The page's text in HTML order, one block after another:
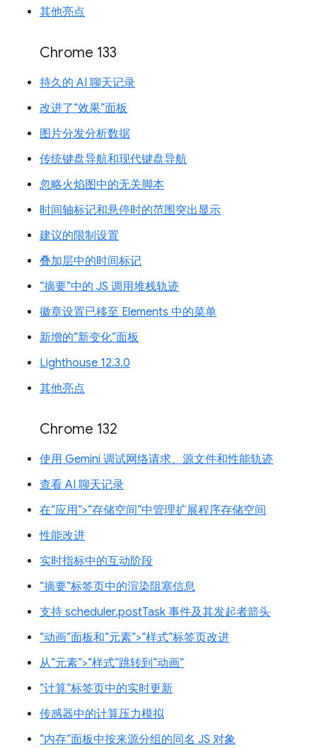
其他亮点
Chrome 133
持久的 AI 聊天记录
改进了“效果”面板
图片分发分析数据
传统键盘导航和现代键盘导航
忽略火焰图中的无关脚本
时间轴标记和悬停时的范围突出显示
建议的限制设置
叠加层中的时间标记
“摘要”中的 JS 调用堆栈轨迹
徽章设置已移至 Elements 中的菜单
新增的“新变化”面板
Lighthouse 12.3.0
其他亮点
Chrome 132
使用 Gemini 调试网络请求、源文件和性能轨迹
查看 AI 聊天记录
在“应用”>“存储空间”中管理扩展程序存储空间
性能改进
实时指标中的互动阶段
“摘要”标签页中的渲染阻塞信息
支持 scheduler.postTask 事件及其发起者箭头
“动画”面板和“元素”>“样式”标签页改进
从“元素”>“样式”跳转到“动画”
“计算”标签页中的实时更新
传感器中的计算压力模拟
“内存”面板中按来源分组的同名 JS 对象